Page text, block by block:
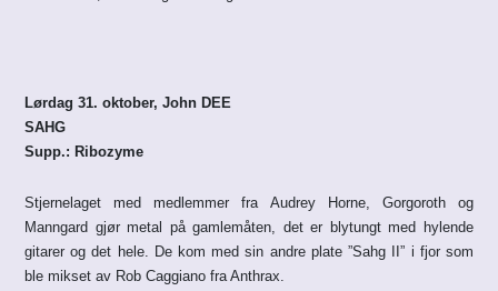
Lørdag 31. oktober, John DEE
SAHG
Supp.: Ribozyme
Stjernelaget med medlemmer fra Audrey Horne, Gorgoroth og
Manngard gjør metal på gamlemåten, det er blytungt med hylende
gitarer og det hele. De kom med sin andre plate ”Sahg II” i fjor som
ble mikset av Rob Caggiano fra Anthrax.